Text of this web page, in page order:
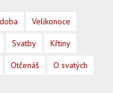
Velikonoce
Svatby Křtiny
Otčenáš O svatých